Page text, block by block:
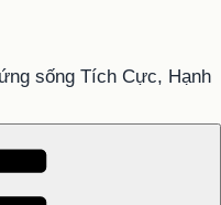
sống Tích Cực, Hạnh